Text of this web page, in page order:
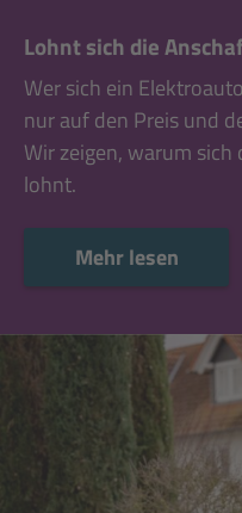
Lohnt sich die
Wer sich ein
nur auf den Preis und
Wir zeigen, warum
lohnt.
Mehr lesen